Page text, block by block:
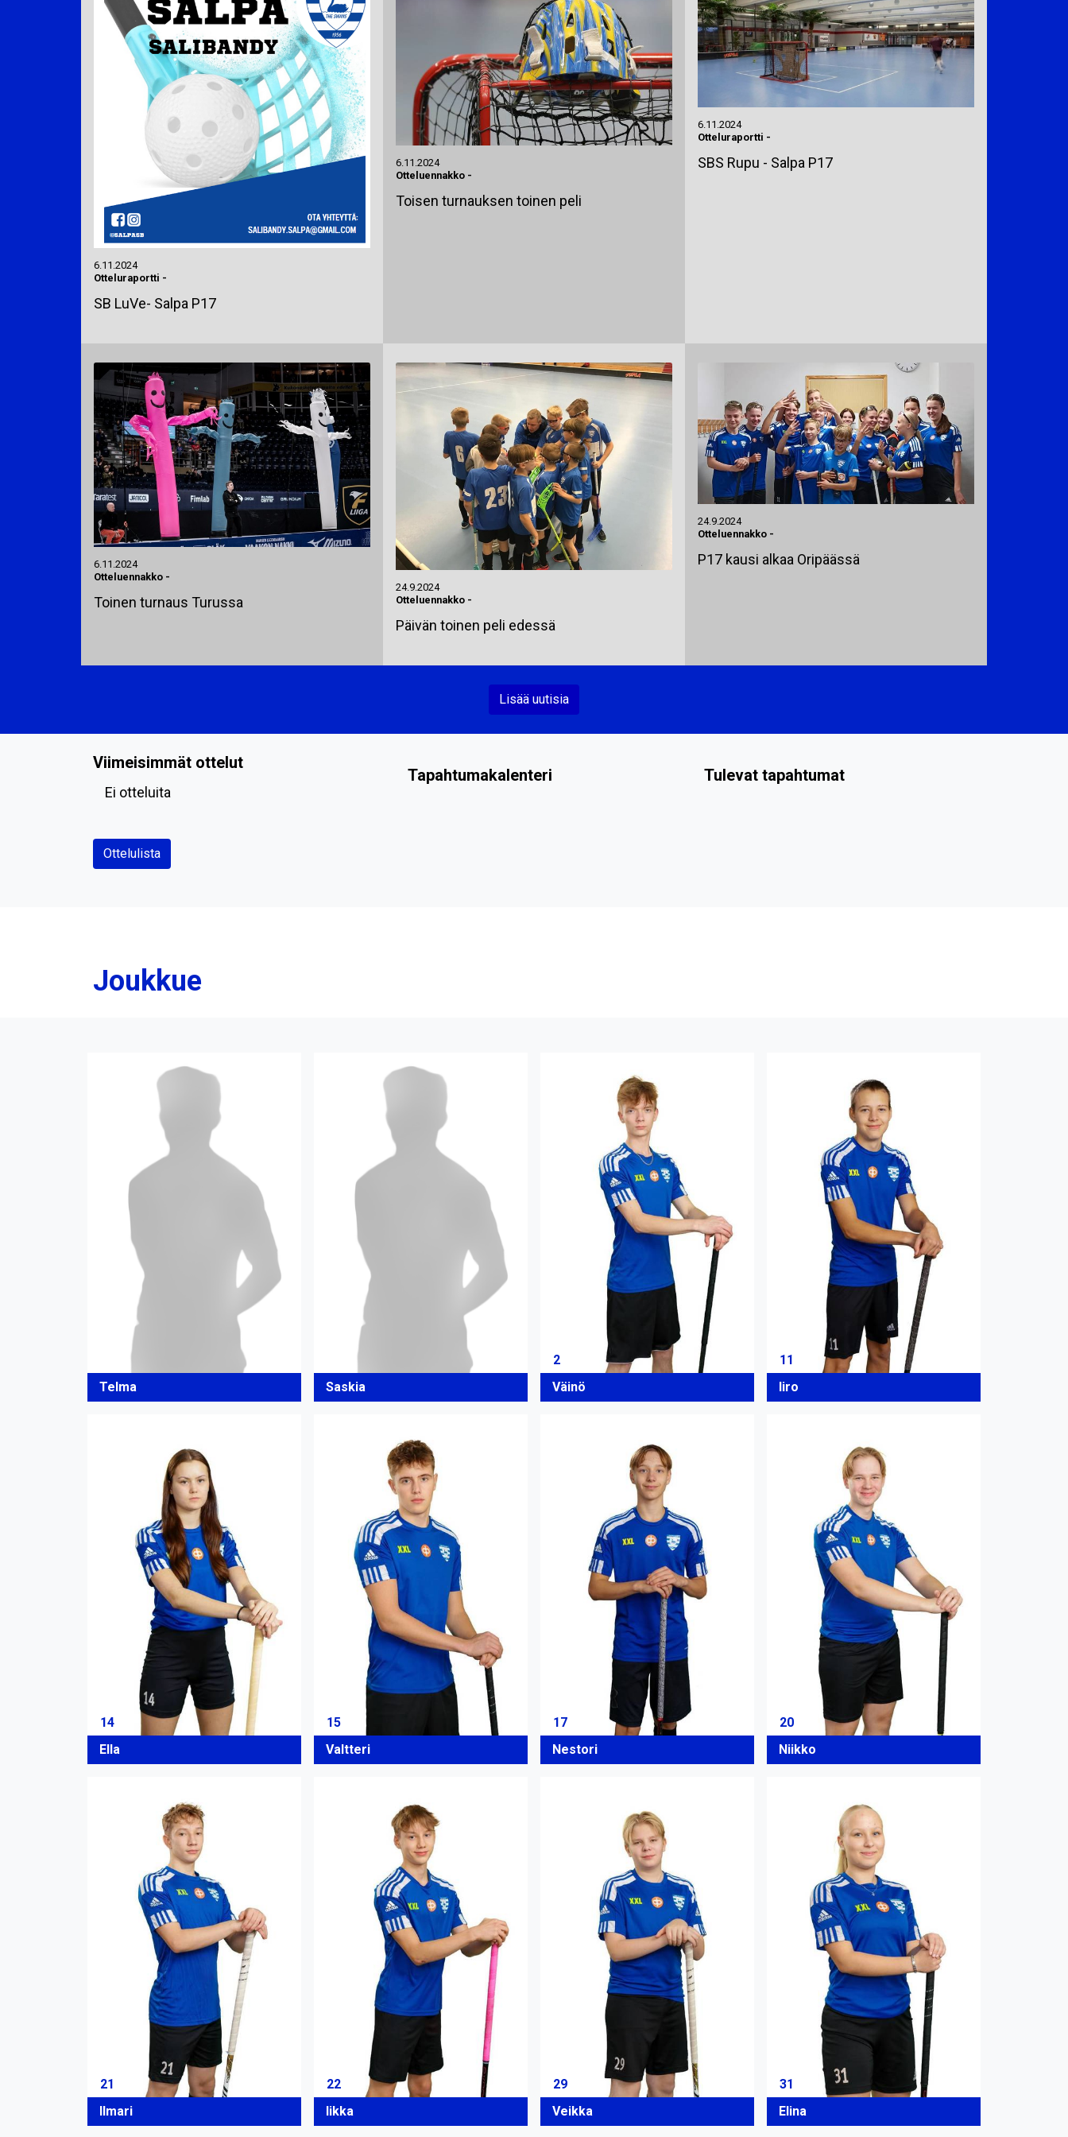
6.11.2024
Otteluraportti -
SB LuVe- Salpa P17
6.11.2024
Otteluennakko -
Toisen turnauksen toinen peli
6.11.2024
Otteluraportti -
SBS Rupu - Salpa P17
6.11.2024
Otteluennakko -
Toinen turnaus Turussa
24.9.2024
Otteluennakko -
Päivän toinen peli edessä
24.9.2024
Otteluennakko -
P17 kausi alkaa Oripäässä
Lisää uutisia
Viimeisimmät ottelut
Ei otteluita
Ottelulista
Tapahtumakalenteri Tulevat tapahtumat
Joukkue
Telma Saskia
2
Väinö
11
Iiro
14
Ella
15
Valtteri
17
Nestori
20
Niikko
21
Ilmari
22
Iikka
29
Veikka
31
Elina